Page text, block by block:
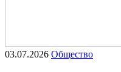
03.07.2026 Общество